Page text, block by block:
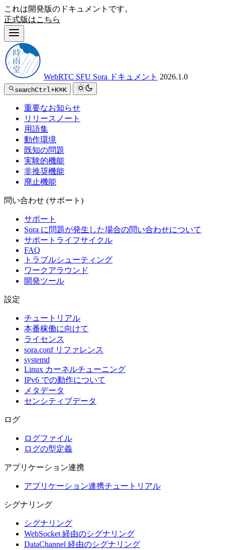
これは開発版のドキュメントです。
正式版はこちら
WebRTC SFU Sora ドキュメント 2026.1.0
searchCtrl+K⌘K
重要なお知らせ
リリースノート
用語集
動作環境
既知の問題
実験的機能
非推奨機能
廃止機能
問い合わせ (サポート)
サポート
Sora に問題が発生した場合の問い合わせについて
サポートライフサイクル
FAQ
トラブルシューティング
ワークアラウンド
開発ツール
設定
チュートリアル
本番稼働に向けて
ライセンス
sora.conf リファレンス
systemd
Linux カーネルチューニング
IPv6 での動作について
メタデータ
センシティブデータ
ログ
ログファイル
ログの型定義
アプリケーション連携
アプリケーション連携チュートリアル
シグナリング
シグナリング
WebSocket 経由のシグナリング
DataChannel 経由のシグナリング